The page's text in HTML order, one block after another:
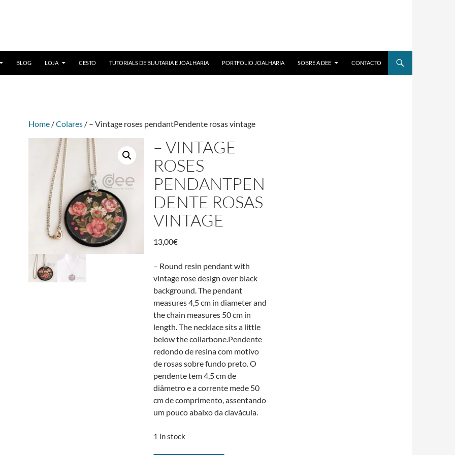
BLOG LOJA CESTO TUTORIALS DE BIJUTARIA E JOALHARIA PORTFOLIO JOALHARIA SOBRE A DEE CONTACTO
Home /Colares / – Vintage roses pendantPendente rosas vintage
– VINTAGE
ROSES
PENDANTPEN
DENTE ROSAS
VINTAGE
13,00€
– Round resin pendant with
vintage rose design over black
background. The pendant
measures 4,5 cm in diameter and
the chain measures 50 cm in
length. The necklace sits a little
below the collarbone.Pendente
redondo de resina com motivo
de rosas sobre fundo preto. O
pendente tem 4,5 cm de
diâmetro e a corrente mede 50
cm de comprimento, assentando
um pouco abaixo da clavà­cula.
1 in stock